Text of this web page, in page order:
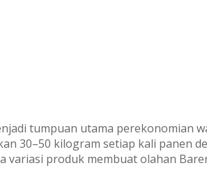
tumpuan utama perekonomian
30–50 kilogram setiap kali panen
variasi produk membuat olahan